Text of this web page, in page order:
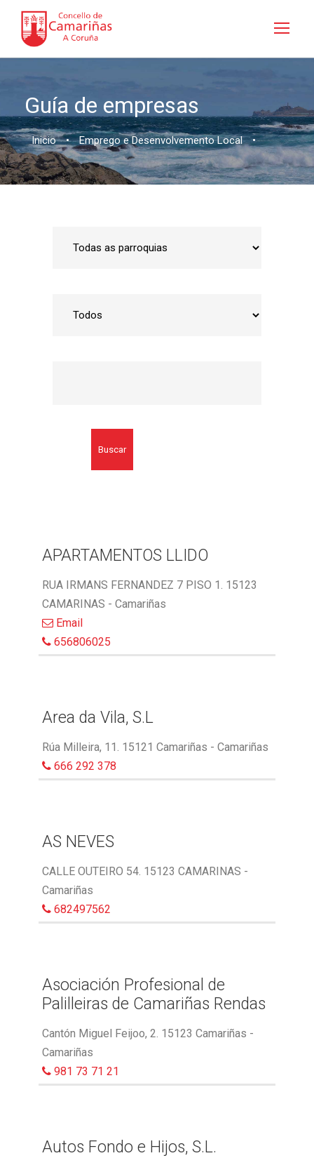
Guía de empresas
Inicio • Emprego e Desenvolvemento Local •
Buscar
APARTAMENTOS LLIDO
RUA IRMANS FERNANDEZ 7 PISO 1. 15123
CAMARINAS - Camariñas
Email
656806025
Area da Vila, S.L
Rúa Milleira, 11. 15121 Camariñas - Camariñas
666 292 378
AS NEVES
CALLE OUTEIRO 54. 15123 CAMARINAS -
Camariñas
682497562
Asociación Profesional de
Palilleiras de Camariñas Rendas
Cantón Miguel Feijoo, 2. 15123 Camariñas -
Camariñas
981 73 71 21
Autos Fondo e Hijos, S.L.